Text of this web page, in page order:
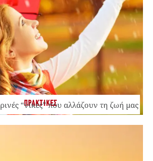
ΠΡΑΚΤΙΚΕΣ
“νίκες” που αλλάζουν τη ζωή μας